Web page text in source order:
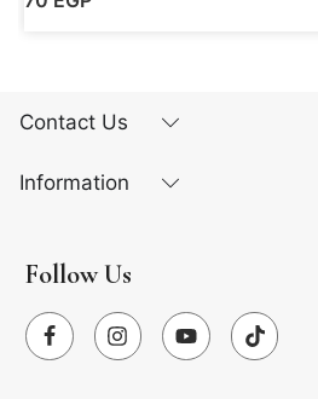
Contact Us
Information
Follow Us